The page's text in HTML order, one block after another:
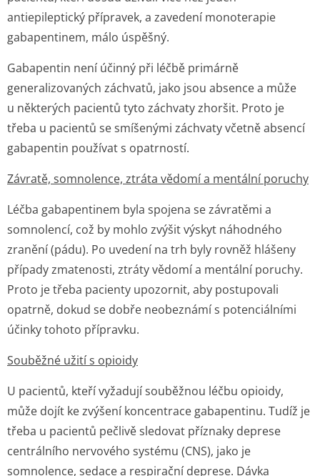
antiepileptický přípravek, a zavedení monoterapie
gabapentinem, málo úspěšný.
Gabapentin není účinný při léčbě primárně
generalizovaných záchvatů, jako jsou absence a může
u některých pacientů tyto záchvaty zhoršit. Proto je
třeba u pacientů se smíšenými záchvaty včetně absencí
gabapentin používat s opatrností.
Závratě, somnolence, ztráta vědomí a mentální poruchy
Léčba gabapentinem byla spojena se závratěmi a
somnolencí, což by mohlo zvýšit výskyt náhodného
zranění (pádu). Po uvedení na trh byly rovněž hlášeny
případy zmatenosti, ztráty vědomí a mentální poruchy.
Proto je třeba pacienty upozornit, aby postupovali
opatrně, dokud se dobře neobeznámí s potenciálními
účinky tohoto přípravku.
Souběžné užití s opioidy
U pacientů, kteří vyžadují souběžnou léčbu opioidy,
může dojít ke zvýšení koncentrace gabapentinu. Tudíž je
třeba u pacientů pečlivě sledovat příznaky deprese
centrálního nervového systému (CNS), jako je
somnolence, sedace a respirační deprese. Dávka